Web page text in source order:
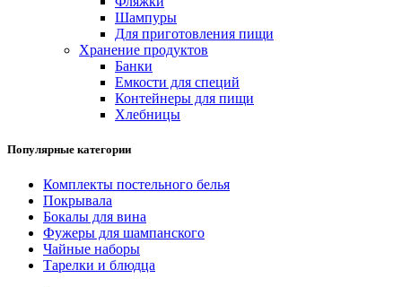
Шампуры
Для приготовления пищи
Хранение продуктов
Банки
Емкости для специй
Контейнеры для пищи
Хлебницы
Популярные категории
Комплекты постельного белья
Покрывала
Бокалы для вина
Фужеры для шампанского
Чайные наборы
Тарелки и блюдца